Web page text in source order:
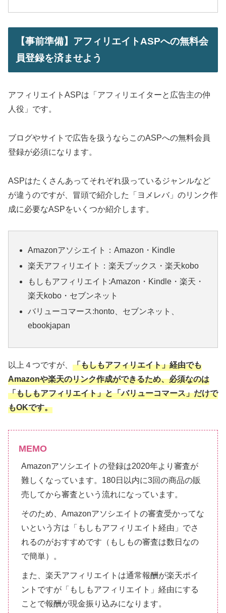
【事前準備】アフィリエイトASPへの無料会
員登録を済ませよう
アフィリエイトASPは「アフィリエイターと広告主の仲
人役」です。
ブログやサイトで広告を扱うならこのASPへの無料会員
登録が必須になります。
ASPはたくさんあってそれぞれ扱っているジャンルなど
が違うのですが、冒頭で紹介した「ヨメレバ」のリンク作
成に必要なASPをいくつか紹介します。
Amazonアソシエイト：Amazon・Kindle
楽天アフィリエイト：楽天ブックス・楽天kobo
もしもアフィリエイト:Amazon・Kindle・楽天・
楽天kobo・セブンネット
バリューコマース:honto、セブンネット、
ebookjapan
以上４つですが、 「もしもアフィリエイト」経由でも
Amazonや楽天のリンク作成ができるため、必須なのは
「もしもアフィリエイト」と「バリューコマース」だけで
もOKです。
MEMO
Amazonアソシエイトの登録は2020年より審査が
難しくなっています。180日以内に3回の商品の販
売してから審査という流れになっています。
そのため、Amazonアソシエイトの審査受かってな
いという方は「もしもアフィリエイト経由」でさ
れるのがおすすめです（もしもの審査は数日なの
で簡単）。
また、楽天アフィリエイトは通常報酬が楽天ポイ
ントですが「もしもアフィリエイト」経由にする
ことで報酬が現金振り込みになります。